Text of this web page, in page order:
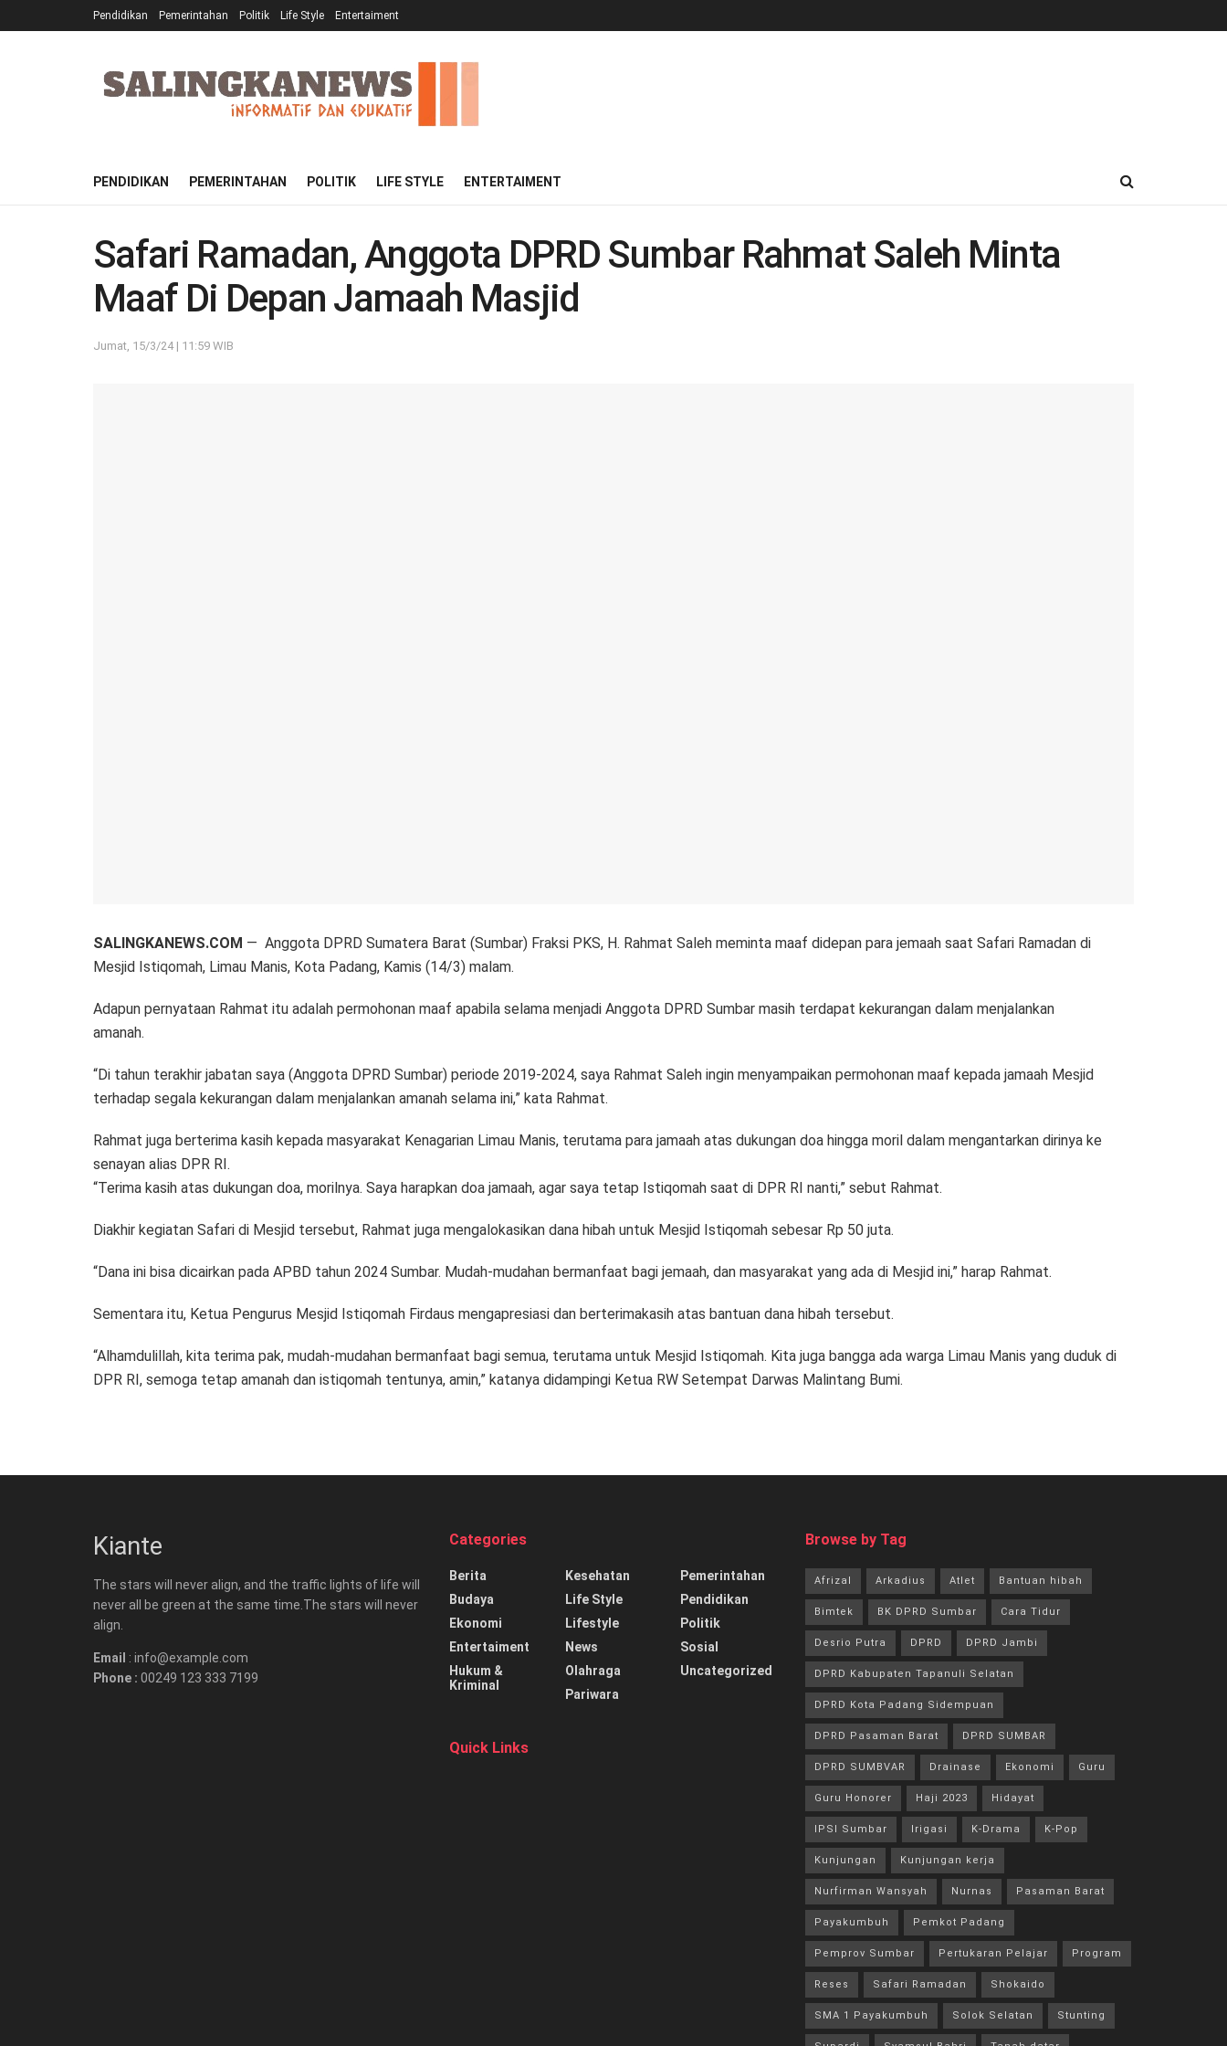
Pendidikan Pemerintahan Politik Life Style Entertaiment
PENDIDIKAN PEMERINTAHAN POLITIK LIFE STYLE ENTERTAIMENT
Safari Ramadan, Anggota DPRD Sumbar Rahmat Saleh Minta
Maaf Di Depan Jamaah Masjid
Jumat, 15/3/24 | 11:59 WIB
SALINGKANEWS.COM — Anggota DPRD Sumatera Barat (Sumbar) Fraksi PKS, H. Rahmat Saleh meminta maaf didepan para jemaah saat Safari Ramadan di
Mesjid Istiqomah, Limau Manis, Kota Padang, Kamis (14/3) malam.
Adapun pernyataan Rahmat itu adalah permohonan maaf apabila selama menjadi Anggota DPRD Sumbar masih terdapat kekurangan dalam menjalankan
amanah.
“Di tahun terakhir jabatan saya (Anggota DPRD Sumbar) periode 2019-2024, saya Rahmat Saleh ingin menyampaikan permohonan maaf kepada jamaah Mesjid
terhadap segala kekurangan dalam menjalankan amanah selama ini,” kata Rahmat.
Rahmat juga berterima kasih kepada masyarakat Kenagarian Limau Manis, terutama para jamaah atas dukungan doa hingga moril dalam mengantarkan dirinya ke
senayan alias DPR RI.
“Terima kasih atas dukungan doa, morilnya. Saya harapkan doa jamaah, agar saya tetap Istiqomah saat di DPR RI nanti,” sebut Rahmat.
Diakhir kegiatan Safari di Mesjid tersebut, Rahmat juga mengalokasikan dana hibah untuk Mesjid Istiqomah sebesar Rp 50 juta.
“Dana ini bisa dicairkan pada APBD tahun 2024 Sumbar. Mudah-mudahan bermanfaat bagi jemaah, dan masyarakat yang ada di Mesjid ini,” harap Rahmat.
Sementara itu, Ketua Pengurus Mesjid Istiqomah Firdaus mengapresiasi dan berterimakasih atas bantuan dana hibah tersebut.
“Alhamdulillah, kita terima pak, mudah-mudahan bermanfaat bagi semua, terutama untuk Mesjid Istiqomah. Kita juga bangga ada warga Limau Manis yang duduk di
DPR RI, semoga tetap amanah dan istiqomah tentunya, amin,” katanya didampingi Ketua RW Setempat Darwas Malintang Bumi.
Kiante
The stars will never align, and the traffic lights of life will
never all be green at the same time.The stars will never
align.
Email : info@example.com
Phone : 00249 123 333 7199
Categories
Berita
Budaya
Ekonomi
Entertaiment
Hukum &
Kriminal
Kesehatan
Life Style
Lifestyle
News
Olahraga
Pariwara
Pemerintahan
Pendidikan
Politik
Sosial
Uncategorized
Quick Links
Browse by Tag
Afrizal Arkadius Atlet Bantuan hibah
Bimtek BK DPRD Sumbar Cara Tidur
Desrio Putra DPRD DPRD Jambi
DPRD Kabupaten Tapanuli Selatan
DPRD Kota Padang Sidempuan
DPRD Pasaman Barat DPRD SUMBAR
DPRD SUMBVAR Drainase Ekonomi Guru
Guru Honorer Haji 2023 Hidayat
IPSI Sumbar Irigasi K-Drama K-Pop
Kunjungan Kunjungan kerja
Nurfirman Wansyah Nurnas Pasaman Barat
Payakumbuh Pemkot Padang
Pemprov Sumbar Pertukaran Pelajar Program
Reses Safari Ramadan Shokaido
SMA 1 Payakumbuh Solok Selatan Stunting